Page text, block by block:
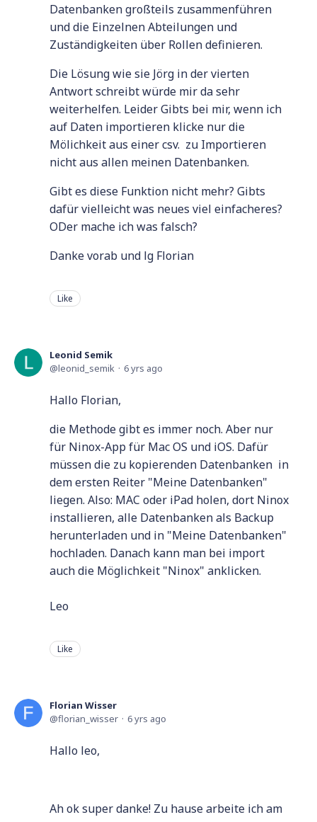
Datenbanken großteils zusammenführen
und die Einzelnen Abteilungen und
Zuständigkeiten über Rollen definieren.
Die Lösung wie sie Jörg in der vierten
Antwort schreibt würde mir da sehr
weiterhelfen. Leider Gibts bei mir, wenn ich
auf Daten importieren klicke nur die
Mölichkeit aus einer csv. zu Importieren
nicht aus allen meinen Datenbanken.
Gibt es diese Funktion nicht mehr? Gibts
dafür vielleicht was neues viel einfacheres?
ODer mache ich was falsch?
Danke vorab und lg Florian
Like
Leonid Semik
leonid_semik
6 yrs ago
Hallo Florian,
die Methode gibt es immer noch. Aber nur
für Ninox-App für Mac OS und iOS. Dafür
müssen die zu kopierenden Datenbanken in
dem ersten Reiter "Meine Datenbanken"
liegen. Also: MAC oder iPad holen, dort Ninox
installieren, alle Datenbanken als Backup
herunterladen und in "Meine Datenbanken"
hochladen. Danach kann man bei import
auch die Möglichkeit "Ninox" anklicken.
Leo
Like
Florian Wisser
florian_wisser
6 yrs ago
Hallo leo,
Ah ok super danke! Zu hause arbeite ich am